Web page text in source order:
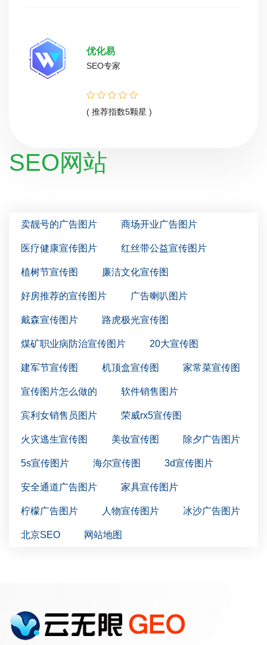
优化易
SEO专家
( 推荐指数5颗星 )
SEO网站
卖靓号的广告图片 商场开业广告图片
医疗健康宣传图片 红丝带公益宣传图片
植树节宣传图 廉洁文化宣传图
好房推荐的宣传图片 广告喇叭图片
戴森宣传图片 路虎极光宣传图
煤矿职业病防治宣传图片 20大宣传图
建军节宣传图 机顶盒宣传图 家常菜宣传图
宣传图片怎么做的 软件销售图片
宾利女销售员图片 荣威rx5宣传图
火灾逃生宣传图 美妆宣传图 除夕广告图片
5s宣传图片 海尔宣传图 3d宣传图片
安全通道广告图片 家具宣传图片
柠檬广告图片 人物宣传图片 冰沙广告图片
北京SEO 网站地图